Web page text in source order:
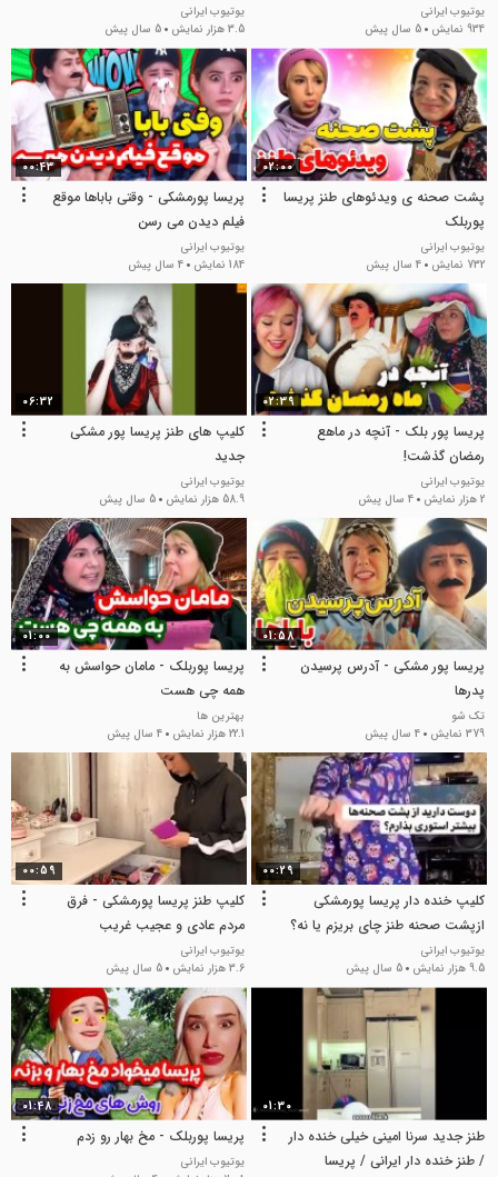
یوتیوب ایرانی
934 نمایش
5 سال پیش
یوتیوب ایرانی
3.5 هزار نمایش
5 سال پیش
02:00
پشت صحنه ی ویدئوهای طنز پریسا
پوربلک
یوتیوب ایرانی
732 نمایش
4 سال پیش
00:43
پریسا پورمشکی - وقتی باباها موقع
فیلم دیدن می رسن
یوتیوب ایرانی
184 نمایش
4 سال پیش
02:39
پریسا پور بلک - آنچه در ماهع
رمضان گذشت!
یوتیوب ایرانی
2 هزار نمایش
4 سال پیش
06:32
کلیپ های طنز پریسا پور مشکی
جدید
یوتیوب ایرانی
58.9 هزار نمایش
5 سال پیش
01:58
پریسا پور مشکی - آدرس پرسیدن
پدرها
تک شو
379 نمایش
4 سال پیش
01:00
پریسا پوربلک - مامان حواسش به
همه چی هست
بهترین ها
22.1 هزار نمایش
4 سال پیش
00:29
کلیپ خنده دار پریسا پورمشکی
ازپشت صحنه طنز چای بریزم یا نه؟
یوتیوب ایرانی
9.5 هزار نمایش
5 سال پیش
00:59
کلیپ طنز پریسا پورمشکی - فرق
مردم عادی و عجیب غریب
یوتیوب ایرانی
3.6 هزار نمایش
5 سال پیش
01:30
طنز جدید سرنا امینی خیلی خنده دار
/ طنز خنده دار ایرانی / پریسا
01:48
پریسا پوربلک - مخ بهار رو زدم
یوتیوب ایرانی